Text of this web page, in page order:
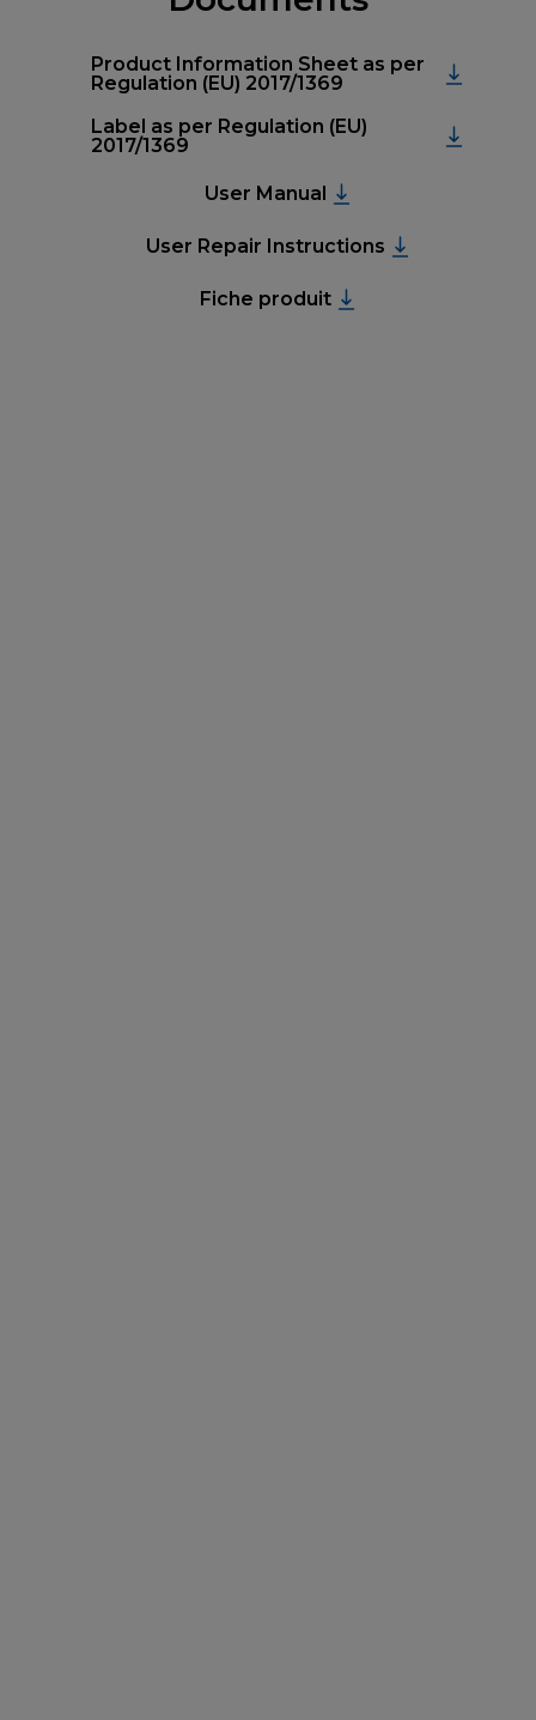
Product Information Sheet as per
Regulation (EU) 2017/1369
Label as per Regulation (EU)
2017/1369
User Manual
User Repair Instructions
Fiche produit